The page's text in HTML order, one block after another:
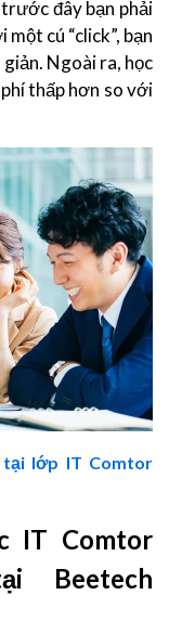
đây bạn phải
cú “click”, bạn
Ngoài ra, học
thấp hơn so với
tại lớp IT Comtor
IT Comtor
Beetech